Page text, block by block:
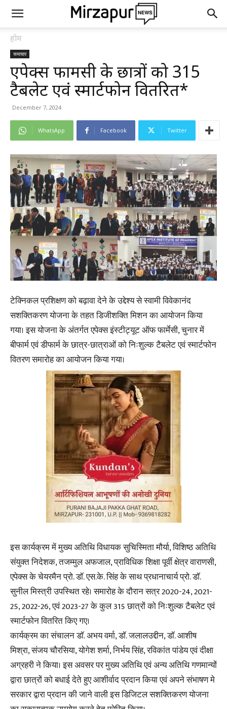
होम
समाचार
एपेक्स फार्मेसी के छात्रों को 315
टैबलेट एवं स्मार्टफोन वितरित*
December 7, 2024
WhatsApp Facebook Twitter
टेक्निकल प्रशिक्षण को बढ़ावा देने के उद्देश्य से स्वामी विवेकानंद
सशक्तिकरण योजना के तहत डिजीशक्ति मिशन का आयोजन किया
गया। इस योजना के अंतर्गत एपेक्स इंस्टीट्यूट ऑफ फार्मेसी, चुनार में
बीफार्म एवं डीफार्म के छात्र-छात्राओं को निःशुल्क टैबलेट एवं स्मार्टफोन
वितरण समारोह का आयोजन किया गया।
इस कार्यक्रम में मुख्य अतिथि विधायक सुचिस्मिता मौर्या, विशिष्ठ अतिथि
संयुक्त निदेशक, तजम्मुल अफजाल, प्राविधिक शिक्षा पूर्वी क्षेत्र वाराणसी,
एपेक्स के चेयरमैन प्रो. डॉ. एस.के. सिंह के साथ प्रधानाचार्य प्रो. डॉ.
सुनील मिस्त्री उपस्थित रहे। समारोह के दौरान सत्र 2020-24, 2021-
25, 2022-26, एवं 2023-27 के कुल 315 छात्रों को निःशुल्क टैबलेट एवं
स्मार्टफोन वितरित किए गए।
कार्यक्रम का संचालन डॉ. अभय वर्मा, डॉ. जलालउद्दीन, डॉ. आशीष
मिश्रा, संजय चौरसिया, योगेश शर्मा, निर्भय सिंह, रविकांत पांडेय एवं दीक्षा
अग्रहरी ने किया। इस अवसर पर मुख्य अतिथि एवं अन्य अतिथि गणमान्यों
द्वारा छात्रों को बधाई देते हुए आशीर्वाद प्रदान किया एवं अपने संभाषण मे
सरकार द्वारा प्रदान की जाने वाली इस डिजिटल सशक्तिकरण योजना